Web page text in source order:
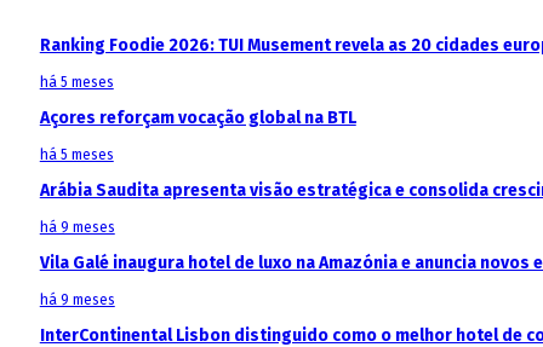
Ranking Foodie 2026: TUI Musement revela as 20 cidades
há 5 meses
Açores reforçam vocação global na BTL
há 5 meses
Arábia Saudita apresenta visão estratégica e consolida
há 9 meses
Vila Galé inaugura hotel de luxo na Amazónia e anuncia
há 9 meses
InterContinental Lisbon distinguido como o melhor hotel de